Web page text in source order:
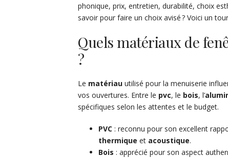
phonique, prix, entretien, durabilité, choix
savoir pour faire un choix avisé ? Voici un
Quels matériaux de
?
Le matériau utilisé pour la menuiserie
vos ouvertures. Entre le pvc, le bois, l’
spécifiques selon les attentes et le budget.
PVC : reconnu pour son excellent
thermique et acoustique.
Bois : apprécié pour son aspect